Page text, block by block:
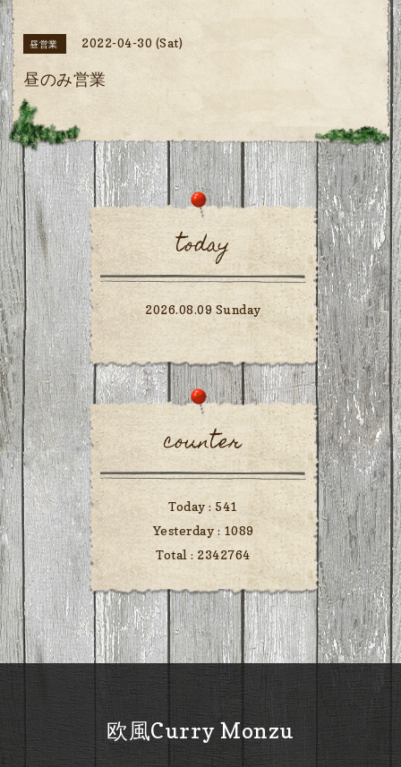
昼営業 2022-04-30 (Sat)
昼のみ営業
today
2026.08.09 Sunday
counter
Today : 541
Yesterday : 1089
Total : 2342764
欧風Curry Monzu